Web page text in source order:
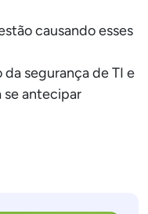
causando esses
segurança de TI e
se antecipar